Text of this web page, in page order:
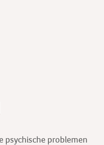
psychische problemen